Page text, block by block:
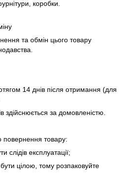
коробки.
та обмін цього товару
14 днів після отримання (для
здійснюється за домовленістю.
повернення товару:
слідів експлуатації;
цілою, тому розпаковуйте